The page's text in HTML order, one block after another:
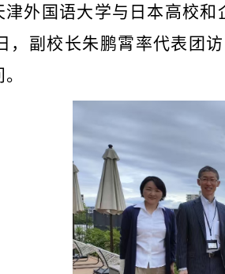
津外国语大学与日本高校
，副校长朱鹏霄率代表团